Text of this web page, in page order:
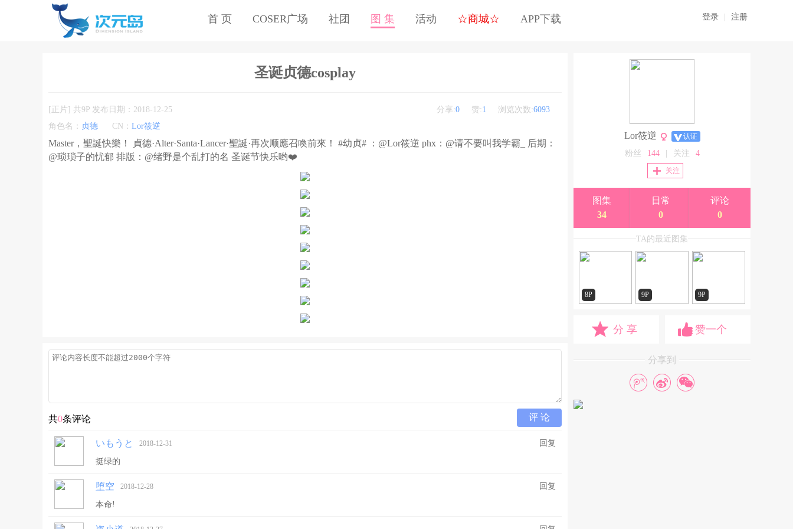
首 页 COSER广场 社团 图 集 活动 ☆商城☆ APP下载 登录 注册
圣诞贞德cosplay
[正片] 共9P 发布日期：2018-12-25 浏览次数:6093
赞:1
分享:0
角色名： 贞德 CN： Lor筱逆
Master，聖誕快樂！ 貞德·Alter·Santa·Lancer·聖誕·再次顺應召喚前來！ #幼贞# ：@Lor筱逆 phx：@请不要叫我学霸_ 后期：
@琐琐子的忧郁 排版：@绪野是个乱打的名 圣诞节快乐哟❤️
评 论
共0条评论
いもうと 2018-12-31 回复
挺绿的
堕空 2018-12-28 回复
本命!
Lor筱逆 认证
粉丝 144 关注 4
关注
图集
34
日常
0
评论
0
TA的最近图集
8P 9P 9P
分 享 赞一个
分享到